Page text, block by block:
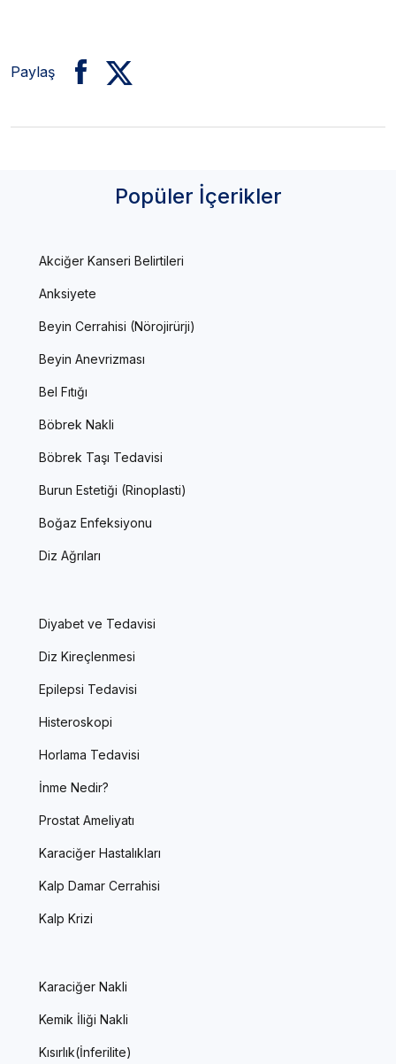
Paylaş
Popüler İçerikler
Akciğer Kanseri Belirtileri
Anksiyete
Beyin Cerrahisi (Nörojirürji)
Beyin Anevrizması
Bel Fıtığı
Böbrek Nakli
Böbrek Taşı Tedavisi
Burun Estetiği (Rinoplasti)
Boğaz Enfeksiyonu
Diz Ağrıları
Diyabet ve Tedavisi
Diz Kireçlenmesi
Epilepsi Tedavisi
Histeroskopi
Horlama Tedavisi
İnme Nedir?
Prostat Ameliyatı
Karaciğer Hastalıkları
Kalp Damar Cerrahisi
Kalp Krizi
Karaciğer Nakli
Kemik İliği Nakli
Kısırlık(İnferilite)